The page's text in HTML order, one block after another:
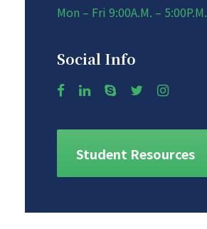
Mon – Fri 9:00A.M. – 5:00P.M.
Social Info
Student Resources